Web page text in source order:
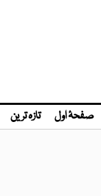
صفحۂ اول تازہ ترین